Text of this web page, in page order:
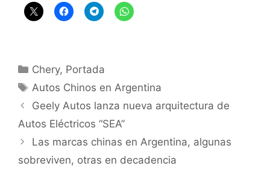
Chery, Portada
Autos Chinos en Argentina
Geely Autos lanza nueva arquitectura de
Autos Eléctricos “SEA”
Las marcas chinas en Argentina, algunas
sobreviven, otras en decadencia